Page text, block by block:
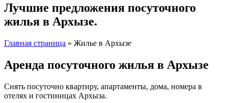
Лучшие предложения посуточного
жилья в Архызе.
Главная страница » Жилье в Архызе
Аренда посуточного жилья в Архызе
Снять посуточно квартиру, апартаменты, дома, номера в
отелях и гостиницах Архыза.